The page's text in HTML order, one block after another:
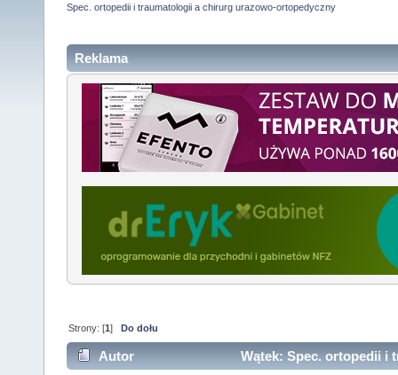
Spec. ortopedii i traumatologii a chirurg urazowo-ortopedyczny
Reklama
Strony: [1] Do dołu
Autor
Wątek: Spec. ortopedii i